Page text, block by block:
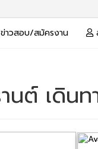
ข่าวสอบ/สมัครงาน
นต์ เดินท